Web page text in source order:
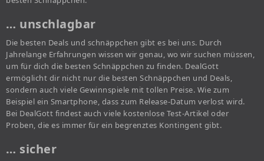
… unschlagbar
Die besten Deals und schnäppchen gibt es bei uns. Durch
Jahrelange Erfahrungen wissen wir genau, wo wir suchen müssen,
um für dich die besten Schnäppchen zu finden. DealGott
ermöglicht dir nicht nur die besten Schnäppchen und Deals,
sondern auch viele Gewinnspiele mit tollen Preise. Wie zum
Beispiel ein Smartphone, dass zum Release-Datum verlost wird.
Bei DealGott findest auch viele kostenlose Test-Artikel oder
Proben, die es immer für ein begrenztes Kontingent gibt.
… sicher